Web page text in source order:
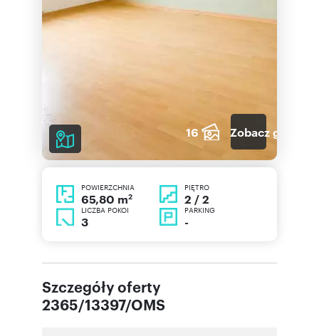
16 Zobacz galerię
POWIERZCHNIA
65,80 m2
PIĘTRO
2 / 2
LICZBA POKOI
3
PARKING
-
Szczegóły oferty
2365/13397/OMS